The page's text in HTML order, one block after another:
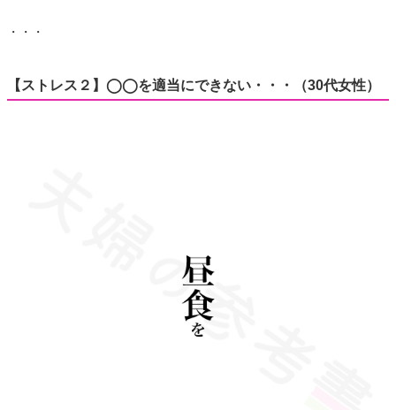
・・・
【ストレス２】◯◯を適当にできない・・・（30代女性）